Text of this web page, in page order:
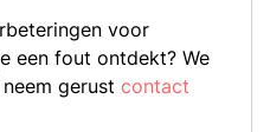
voor
een fout ontdekt? We
gerust contact